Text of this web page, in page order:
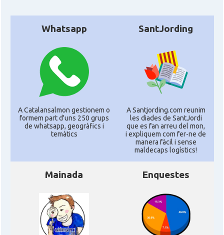
CAMON
CAMON Catalans a Rouen
CAMON Catalans a STRASBOURG
CAMON Catalans a Toulouse
CAMON Catalans a TROYES
Casal
Strasbourg-Ortenau
Casal
Casal Català de Grenoble (Maison de
Catalogne)
Whatsapp
A Catalansalmon gestionem o
formem part d'uns 250 grups
de whatsapp, geogràfics i
temàtics
SantJording
A Santjording.com reunim
les diades de SantJordi
que es fan arreu del mon,
i expliquem com fer-ne de
manera fàcil i sense
maldecaps logí­stics!
Mainada Enquestes